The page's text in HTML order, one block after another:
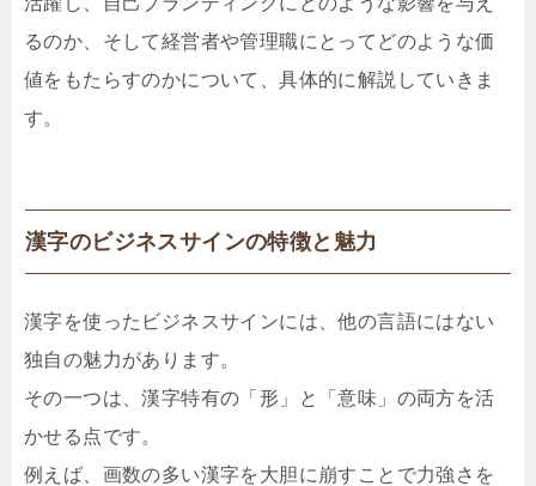
るのか、そして経営者や管理職にとってどのような価
値をもたらすのかについて、具体的に解説していきま
す。
漢字のビジネスサインの特徴と魅力
漢字を使ったビジネスサインには、他の言語にはない
独自の魅力があります。
その一つは、漢字特有の「形」と「意味」の両方を活
かせる点です。
例えば、画数の多い漢字を大胆に崩すことで力強さを